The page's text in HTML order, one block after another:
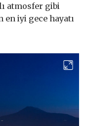
atmosfer gibi
iyi gece hayatı